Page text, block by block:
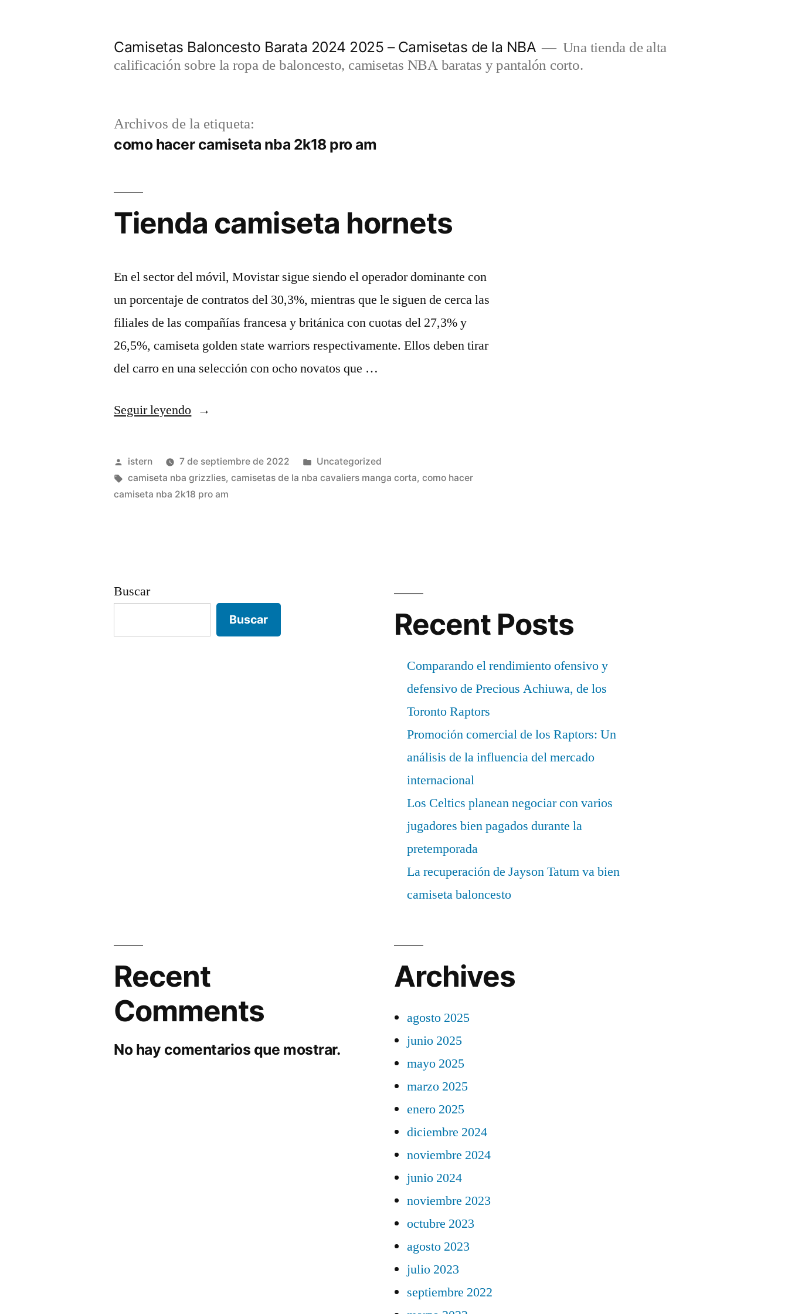
Camisetas Baloncesto Barata 2024 2025 – Camisetas de la NBA
Una tienda de alta
calificación sobre la ropa de baloncesto, camisetas NBA baratas y pantalón corto.
Archivos de la etiqueta:
como hacer camiseta nba 2k18 pro am
Tienda camiseta hornets
En el sector del móvil, Movistar sigue siendo el operador dominante con
un porcentaje de contratos del 30,3%, mientras que le siguen de cerca las
filiales de las compañías francesa y británica con cuotas del 27,3% y
26,5%, camiseta golden state warriors respectivamente. Ellos deben tirar
del carro en una selección con ocho novatos que …
Seguir leyendo«Tienda
hornets»
Publicado
por
istern 7 de septiembre de 2022
Publicado
en
Uncategorized
Etiquetas:
camiseta nba grizzlies,camisetas de la nba cavaliers manga corta,como hacer
camiseta nba 2k18 pro am
Buscar
Buscar Recent Posts
Comparando el rendimiento ofensivo y
defensivo de Precious Achiuwa, de los
Toronto Raptors
Promoción comercial de los Raptors: Un
análisis de la influencia del mercado
internacional
Los Celtics planean negociar con varios
jugadores bien pagados durante la
pretemporada
La recuperación de Jayson Tatum va bien
camiseta baloncesto
Recent
Comments
No hay comentarios que mostrar.
Archives
agosto 2025
junio 2025
mayo 2025
marzo 2025
enero 2025
diciembre 2024
noviembre 2024
junio 2024
noviembre 2023
octubre 2023
agosto 2023
julio 2023
septiembre 2022